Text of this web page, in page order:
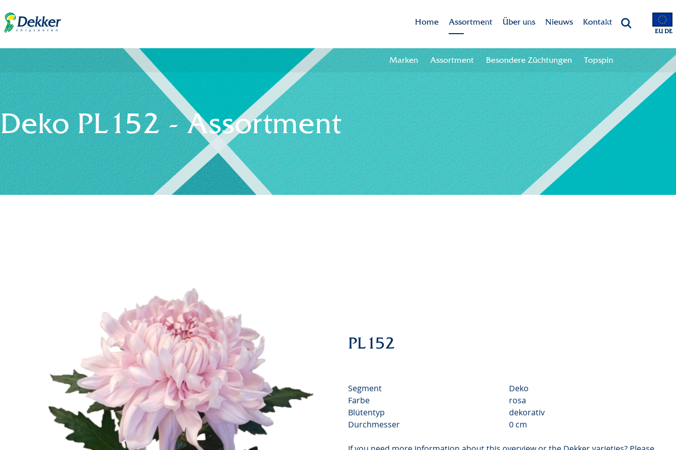
EU DE
Home Assortment
Marken
Assortment
Besondere Züchtungen
Topspin
Über uns
Dekker Chrysanten
Mission-Vision
CSR
Nachhaltigkeit
Innovation
International
Geschichte
Nieuws Kontakt
Kontaktangaben
Team
Marken Assortment Besondere Züchtungen Topspin
Deko PL152 - Assortment
PL152
Segment
Deko
Farbe
rosa
Blütentyp
dekorativ
Durchmesser
0 cm